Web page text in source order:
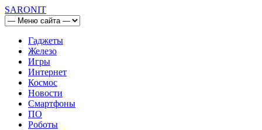
SARONIT
Гаджеты
Железо
Игры
Интернет
Космос
Новости
Смартфоны
ПО
Роботы